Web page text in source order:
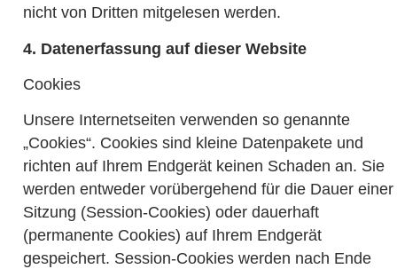
nicht von Dritten mitgelesen werden.
4. Datenerfassung auf dieser Website
Cookies
Unsere Internetseiten verwenden so genannte
„Cookies“. Cookies sind kleine Datenpakete und
richten auf Ihrem Endgerät keinen Schaden an. Sie
werden entweder vorübergehend für die Dauer einer
Sitzung (Session-Cookies) oder dauerhaft
(permanente Cookies) auf Ihrem Endgerät
gespeichert. Session-Cookies werden nach Ende